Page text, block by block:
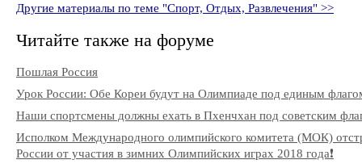
Другие материалы по теме "Спорт, Отдых, Развлечения" >>
Читайте также на форуме
Пошлая Россия
Урок России: Обе Кореи будут на Олимпиаде под единым
Наши спортсмены должны ехать в Пхенчхан под советским
Исполком Международного олимпийского комитета (МОК)
России от участия в зимних Олимпийских играх 2018 года❗️